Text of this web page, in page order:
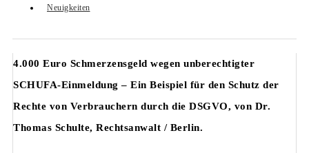
Neuigkeiten
4.000 Euro Schmerzensgeld wegen unberechtigter
SCHUFA-Einmeldung – Ein Beispiel für den Schutz der
Rechte von Verbrauchern durch die DSGVO, von Dr.
Thomas Schulte, Rechtsanwalt / Berlin.